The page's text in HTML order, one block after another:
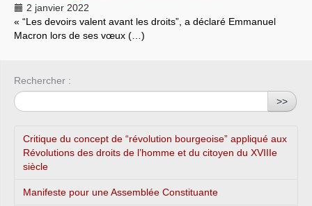
2 janvier 2022
« “Les devoirs valent avant les droits”, a déclaré Emmanuel
Macron lors de ses vœux (…)
Rechercher :
>>
Critique du concept de “révolution bourgeoise” appliqué aux
Révolutions des droits de l’homme et du citoyen du XVIIIe
siècle
Manifeste pour une Assemblée Constituante